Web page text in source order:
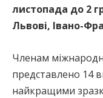
листопада до 2
Львові, Івано-
Членам
представлено 14
найкращими